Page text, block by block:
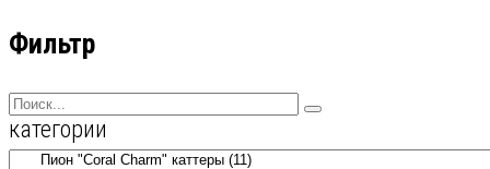
Фильтр
категории